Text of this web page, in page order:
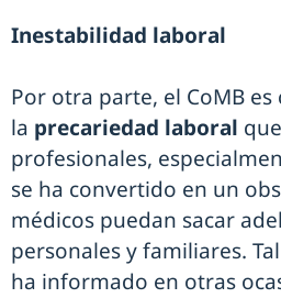
Inestabilidad laboral
Por otra parte, el CoMB
la precariedad laboral
profesionales,
se ha convertido en un
médicos puedan sacar
personales y familiares.
ha informado en otras